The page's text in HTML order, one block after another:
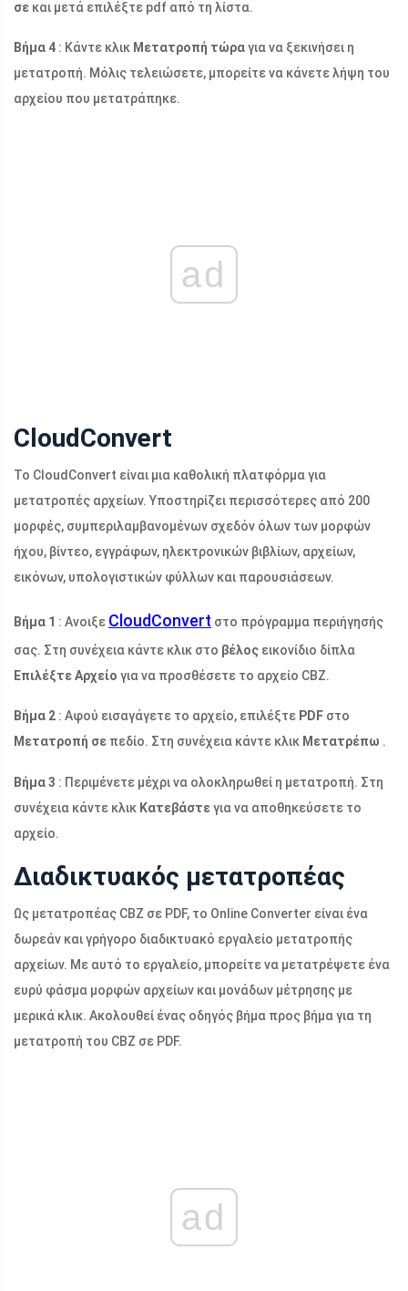
σε και μετά επιλέξτε pdf από τη λίστα.
Βήμα 4 : Κάντε κλικ Μετατροπή τώραγια να ξεκινήσει η
μετατροπή. Μόλις τελειώσετε, μπορείτε να κάνετε λήψη του
αρχείου που μετατράπηκε.
ad
CloudConvert
Το CloudConvert είναι μια καθολική πλατφόρμα για
μετατροπές αρχείων. Υποστηρίζει περισσότερες από 200
μορφές, συμπεριλαμβανομένων σχεδόν όλων των μορφών
ήχου, βίντεο, εγγράφων, ηλεκτρονικών βιβλίων, αρχείων,
εικόνων, υπολογιστικών φύλλων και παρουσιάσεων.
Βήμα 1 : Ανοιξε CloudConvert στο πρόγραμμα περιήγησής
σας. Στη συνέχεια κάντε κλικ στο βέλος εικονίδιο δίπλα
Επιλέξτε Αρχείο για να προσθέσετε το αρχείο CBZ.
Βήμα 2 : Αφού εισαγάγετε το αρχείο, επιλέξτε PDF στο
Μετατροπή σε πεδίο. Στη συνέχεια κάντε κλικ Μετατρέπω .
Βήμα 3 : Περιμένετε μέχρι να ολοκληρωθεί η μετατροπή. Στη
συνέχεια κάντε κλικ Κατεβάστεγια να αποθηκεύσετε το
αρχείο.
Διαδικτυακός μετατροπέας
Ως μετατροπέας CBZ σε PDF, το Online Converter είναι ένα
δωρεάν και γρήγορο διαδικτυακό εργαλείο μετατροπής
αρχείων. Με αυτό το εργαλείο, μπορείτε να μετατρέψετε ένα
ευρύ φάσμα μορφών αρχείων και μονάδων μέτρησης με
μερικά κλικ. Ακολουθεί ένας οδηγός βήμα προς βήμα για τη
μετατροπή του CBZ σε PDF.
ad